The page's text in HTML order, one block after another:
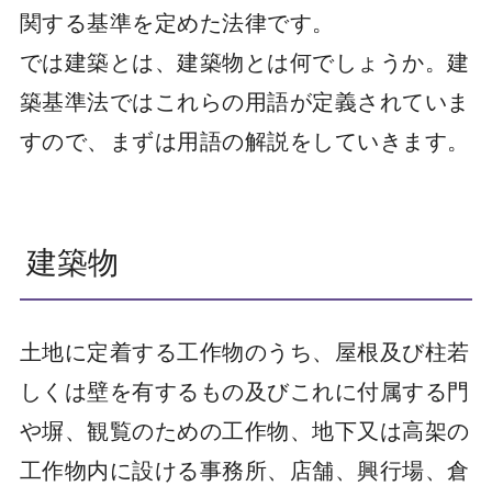
関する基準を定めた法律です。
では建築とは、建築物とは何でしょうか。建
築基準法ではこれらの用語が定義されていま
すので、まずは用語の解説をしていきます。
建築物
土地に定着する工作物のうち、屋根及び柱若
しくは壁を有するもの及びこれに付属する門
や塀、観覧のための工作物、地下又は高架の
工作物内に設ける事務所、店舗、興行場、倉